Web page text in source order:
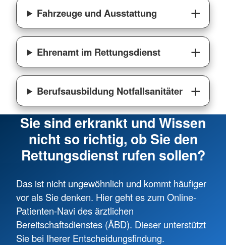
Fahrzeuge und Ausstattung
Ehrenamt im Rettungsdienst
Berufsausbildung Notfallsanitäter
Sie sind erkrankt und Wissen
nicht so richtig, ob Sie den
Rettungsdienst rufen sollen?
Das ist nicht ungewöhnlich und kommt häufiger
vor als Sie denken. Hier geht es zum Online-
Patienten-Navi des ärztlichen
Bereitschaftsdienstes (ÄBD). Dieser unterstützt
Sie bei Iherer Entscheidungsfindung.